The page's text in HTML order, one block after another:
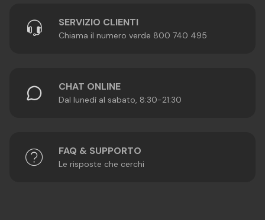
SERVIZIO CLIENTI
Chiama il numero verde 800 740 495
CHAT ONLINE
Dal lunedì al sabato, 8:30-21:30
FAQ & SUPPORTO
Le risposte che cerchi